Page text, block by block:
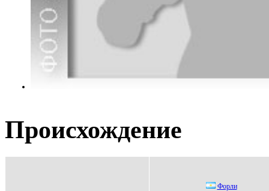
Происхождение
Фoрли